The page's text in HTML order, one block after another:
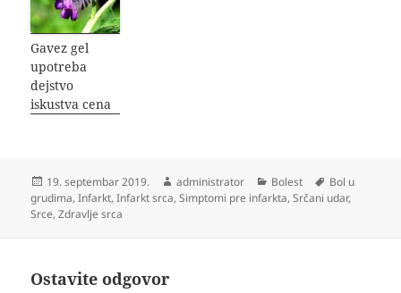
Gavez gel
upotreba
dejstvo
iskustva cena
Objavljeno
19. septembar 2019. Autor
administrator Kategorije
Bolest Oznake
Bol u
grudima,Infarkt,Infarkt srca,Simptomi pre infarkta,Srčani udar,
Srce,Zdravlje srca
Ostavite odgovor